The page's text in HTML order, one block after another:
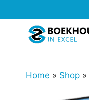
naar
Home » Shop »